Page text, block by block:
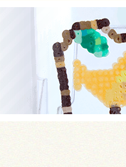
オリーブの想い
ご利用案内
オリーブまなびの家